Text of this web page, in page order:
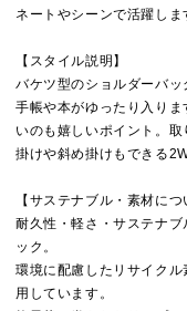
ネートやシーンで活躍しま
【スタイル説明】
バケツ型のショルダーバ
手帳や本がゆったり入り
いのも嬉しいポイント。
掛けや斜め掛けもできる
【サステナブル・素材につ
耐久性・軽さ・サステナ
ック。
環境に配慮したリサイク
用しています。